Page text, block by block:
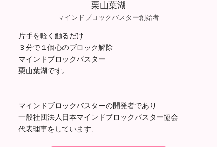
栗山葉湖
マインドブロックバスター創始者
片手を軽く触るだけ
３分で１個心のブロック解除
マインドブロックバスター
栗山葉湖です。
マインドブロックバスターの開発者であり
一般社団法人日本マインドブロックバスター協会
代表理事をしています。